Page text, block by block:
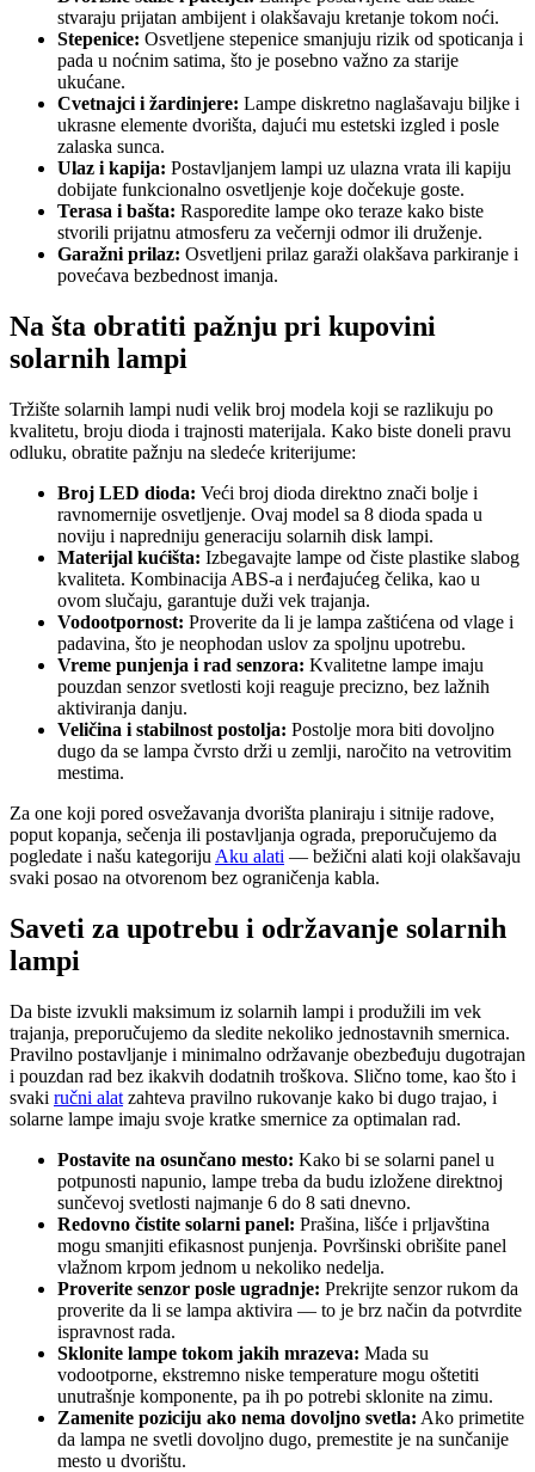
stvaraju prijatan ambijent i olakšavaju kretanje tokom noći.
Stepenice: Osvetljene stepenice smanjuju rizik od spoticanja i
pada u noćnim satima, što je posebno važno za starije
ukućane.
Cvetnajci i žardinjere: Lampe diskretno naglašavaju biljke i
ukrasne elemente dvorišta, dajući mu estetski izgled i posle
zalaska sunca.
Ulaz i kapija: Postavljanjem lampi uz ulazna vrata ili kapiju
dobijate funkcionalno osvetljenje koje dočekuje goste.
Terasa i bašta: Rasporedite lampe oko teraze kako biste
stvorili prijatnu atmosferu za večernji odmor ili druženje.
Garažni prilaz: Osvetljeni prilaz garaži olakšava parkiranje i
povećava bezbednost imanja.
Na šta obratiti pažnju pri kupovini
solarnih lampi
Tržište solarnih lampi nudi velik broj modela koji se razlikuju po
kvalitetu, broju dioda i trajnosti materijala. Kako biste doneli pravu
odluku, obratite pažnju na sledeće kriterijume:
Broj LED dioda: Veći broj dioda direktno znači bolje i
ravnomernije osvetljenje. Ovaj model sa 8 dioda spada u
noviju i napredniju generaciju solarnih disk lampi.
Materijal kućišta: Izbegavajte lampe od čiste plastike slabog
kvaliteta. Kombinacija ABS-a i nerđajućeg čelika, kao u
ovom slučaju, garantuje duži vek trajanja.
Vodootpornost: Proverite da li je lampa zaštićena od vlage i
padavina, što je neophodan uslov za spoljnu upotrebu.
Vreme punjenja i rad senzora: Kvalitetne lampe imaju
pouzdan senzor svetlosti koji reaguje precizno, bez lažnih
aktiviranja danju.
Veličina i stabilnost postolja: Postolje mora biti dovoljno
dugo da se lampa čvrsto drži u zemlji, naročito na vetrovitim
mestima.
Za one koji pored osvežavanja dvorišta planiraju i sitnije radove,
poput kopanja, sečenja ili postavljanja ograda, preporučujemo da
pogledate i našu kategoriju Aku alati — bežični alati koji olakšavaju
svaki posao na otvorenom bez ograničenja kabla.
Saveti za upotrebu i održavanje solarnih
lampi
Da biste izvukli maksimum iz solarnih lampi i produžili im vek
trajanja, preporučujemo da sledite nekoliko jednostavnih smernica.
Pravilno postavljanje i minimalno održavanje obezbeđuju dugotrajan
i pouzdan rad bez ikakvih dodatnih troškova. Slično tome, kao što i
svaki ručni alat zahteva pravilno rukovanje kako bi dugo trajao, i
solarne lampe imaju svoje kratke smernice za optimalan rad.
Postavite na osunčano mesto: Kako bi se solarni panel u
potpunosti napunio, lampe treba da budu izložene direktnoj
sunčevoj svetlosti najmanje 6 do 8 sati dnevno.
Redovno čistite solarni panel: Prašina, lišće i prljavština
mogu smanjiti efikasnost punjenja. Površinski obrišite panel
vlažnom krpom jednom u nekoliko nedelja.
Proverite senzor posle ugradnje: Prekrijte senzor rukom da
proverite da li se lampa aktivira — to je brz način da potvrdite
ispravnost rada.
Sklonite lampe tokom jakih mrazeva: Mada su
vodootporne, ekstremno niske temperature mogu oštetiti
unutrašnje komponente, pa ih po potrebi sklonite na zimu.
Zamenite poziciju ako nema dovoljno svetla: Ako primetite
da lampa ne svetli dovoljno dugo, premestite je na sunčanije
mesto u dvorištu.